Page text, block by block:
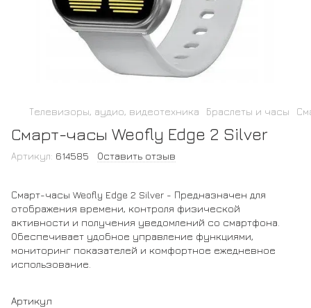
Телевизоры, аудио, видеотехника Браслеты и часы
Смарт-часы Weofly Edge 2 Silver
Артикул: 614585 Оставить отзыв
Смарт-часы Weofly Edge 2 Silver - Предназначен для
отображения времени, контроля физической
активности и получения уведомлений со смартфона.
Обеспечивает удобное управление функциями,
мониторинг показателей и комфортное ежедневное
использование.
Артикул